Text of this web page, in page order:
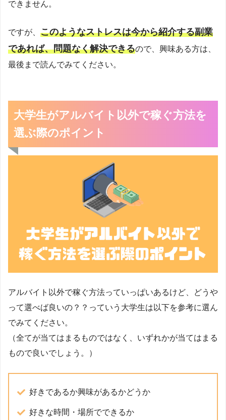
できません。
ですが、 このようなストレスは今から紹介する副業
であれば、問題なく解決できるので、興味ある方は、
最後まで読んでみてください。
大学生がアルバイト以外で稼ぐ方法を
選ぶ際のポイント
アルバイト以外で稼ぐ方法っていっぱいあるけど、どうや
って選べば良いの？？っていう大学生は以下を参考に選ん
でみてください。
（全てが当てはまるものではなく、いずれかが当てはまる
もので良いでしょう。）
好きであるか興味があるかどうか
好きな時間・場所でできるか